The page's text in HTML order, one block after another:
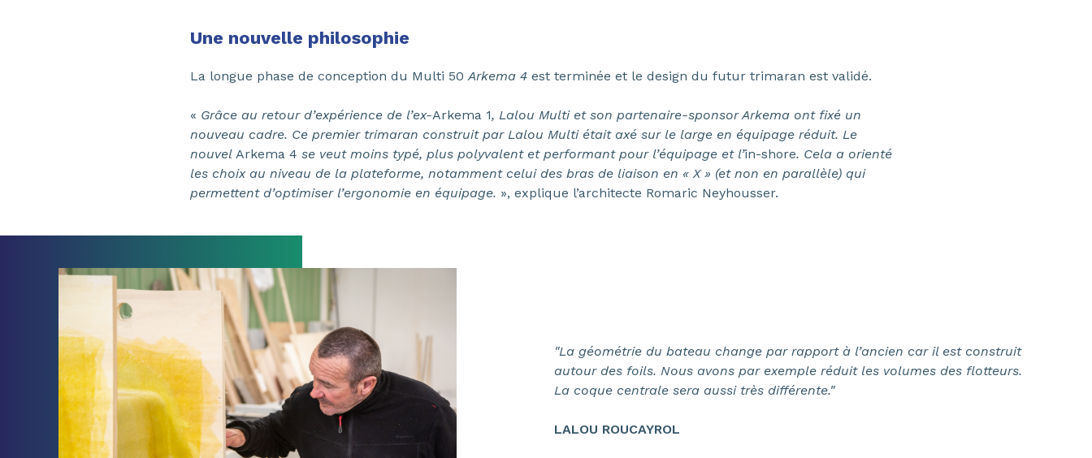
Une nouvelle philosophie
La longue phase de conception du Multi 50Arkema 4 est terminée et le design du futur trimaran est validé.
« Grâce au retour d’expérience de l’ex-Arkema 1, Lalou Multi et son partenaire-sponsor Arkema ont fixé un
nouveau cadre. Ce premier trimaran construit par Lalou Multi était axé sur le large en équipage réduit. Le
nouvel Arkema 4 se veut moins typé, plus polyvalent et performant pour l’équipage et l’in-shore. Cela a orienté
les choix au niveau de la plateforme, notamment celui des bras de liaison en « X » (et non en parallèle) qui
permettent d’optimiser l’ergonomie en équipage. », explique l’architecte Romaric Neyhousser.
"La géométrie du bateau change par rapport à l’ancien car il est construit
autour des foils. Nous avons par exemple réduit les volumes des flotteurs.
La coque centrale sera aussi très différente."
LALOU ROUCAYROL